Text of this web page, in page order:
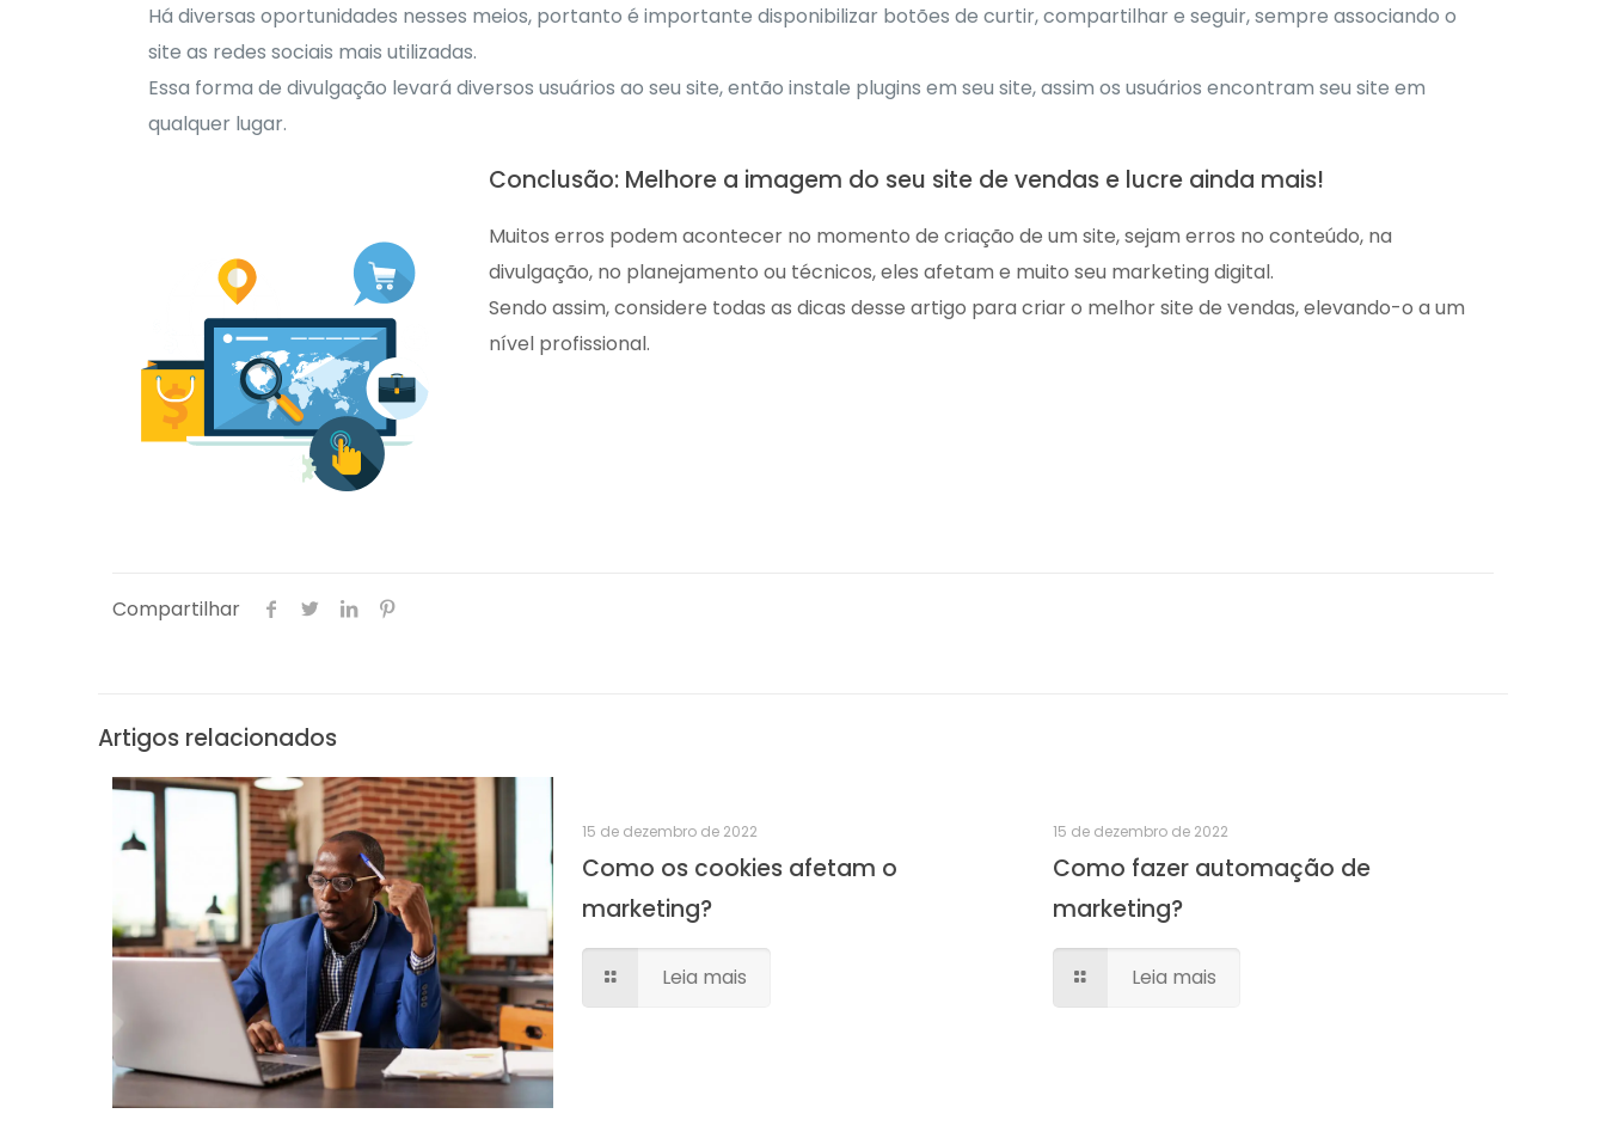
Há diversas oportunidades nesses meios, portanto é importante disponibilizar botões de curtir, compartilhar e seguir, sempre associando o
site as redes sociais mais utilizadas.
Essa forma de divulgação levará diversos usuários ao seu site, então instale plugins em seu site, assim os usuários encontram seu site em
qualquer lugar.
Conclusão: Melhore a imagem do seu site de vendas e lucre ainda mais!
Muitos erros podem acontecer no momento de criação de um site, sejam erros no conteúdo, na
divulgação, no planejamento ou técnicos, eles afetam e muito seu marketing digital.
Sendo assim, considere todas as dicas desse artigo para criar o melhor site de vendas, elevando-o a um
nível profissional.
Compartilhar
Artigos relacionados
15 de dezembro de 2022
Como os cookies afetam o
marketing?
Leia mais
15 de dezembro de 2022
Como fazer automação de
marketing?
Leia mais